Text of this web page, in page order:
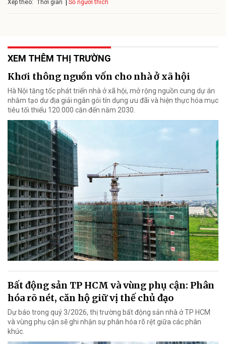
Xếp theo: Thời gian Số người thích
XEM THÊM THỊ TRƯỜNG
Khơi thông nguồn vốn cho nhà ở xã hội
Hà Nội tăng tốc phát triển nhà ở xã hội, mở rộng nguồn cung dự án
nhằm tạo dư địa giải ngân gói tín dụng ưu đãi và hiện thực hóa mục
tiêu tối thiểu 120.000 căn đến năm 2030.
Bất động sản TP HCM và vùng phụ cận: Phân
hóa rõ nét, căn hộ giữ vị thế chủ đạo
Dự báo trong quý 3/2026, thị trường bất động sản nhà ở TP HCM
và vùng phụ cận sẽ ghi nhận sự phân hóa rõ rệt giữa các phân
khúc.